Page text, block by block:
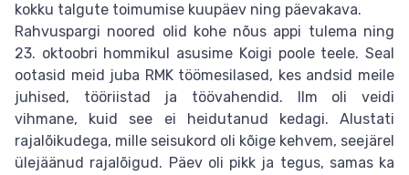
kokku talgute toimumise kuupäev ning päevakava.
Rahvuspargi noored olid kohe nõus appi tulema ning
23. oktoobri hommikul asusime Koigi poole teele. Seal
ootasid meid juba RMK töömesilased, kes andsid meile
juhised, tööriistad ja töövahendid. Ilm oli veidi
vihmane, kuid see ei heidutanud kedagi. Alustati
rajalõikudega, mille seisukord oli kõige kehvem, seejärel
ülejäänud rajalõigud. Päev oli pikk ja tegus, samas ka